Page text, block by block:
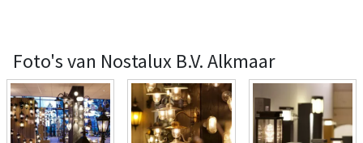
Foto's van Nostalux B.V. Alkmaar